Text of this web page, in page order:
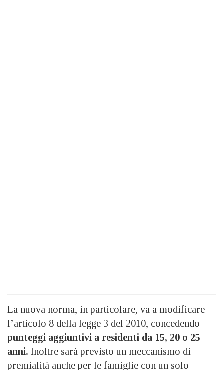
La nuova norma, in particolare, va a modificare
l’articolo 8 della legge 3 del 2010, concedendo
punteggi aggiuntivi a residenti da 15, 20 o 25
anni. Inoltre sarà previsto un meccanismo di
premialità anche per le famiglie con un solo